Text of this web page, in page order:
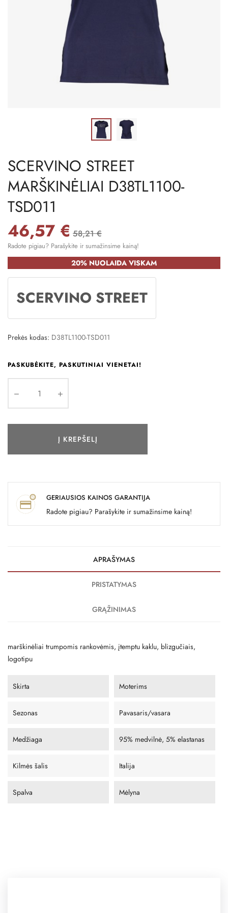
SCERVINO STREET
MARŠKINĖLIAI D38TL1100-
TSD011
46,57 € 58,21 €
Radote pigiau? Parašykite ir sumažinsime kainą!
20% NUOLAIDA VISKAM
SCERVINO STREET
Prekės kodas: D38TL1100-TSD011
PASKUBĖKITE, PASKUTINIAI VIENETAI!
Į KREPŠELĮ
GERIAUSIOS KAINOS GARANTIJA
Radote pigiau? Parašykite ir sumažinsime kainą!
APRAŠYMAS
PRISTATYMAS
GRĄŽINIMAS
marškinėliai trumpomis rankovėmis, įtemptu kaklu, blizgučiais,
logotipu
Skirta Moterims
Sezonas Pavasaris/vasara
Medžiaga 95% medvilnė, 5% elastanas
Kilmės šalis Italija
Spalva Mėlyna